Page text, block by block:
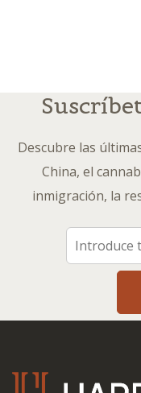
Descubre las
China, el
inmigración, la